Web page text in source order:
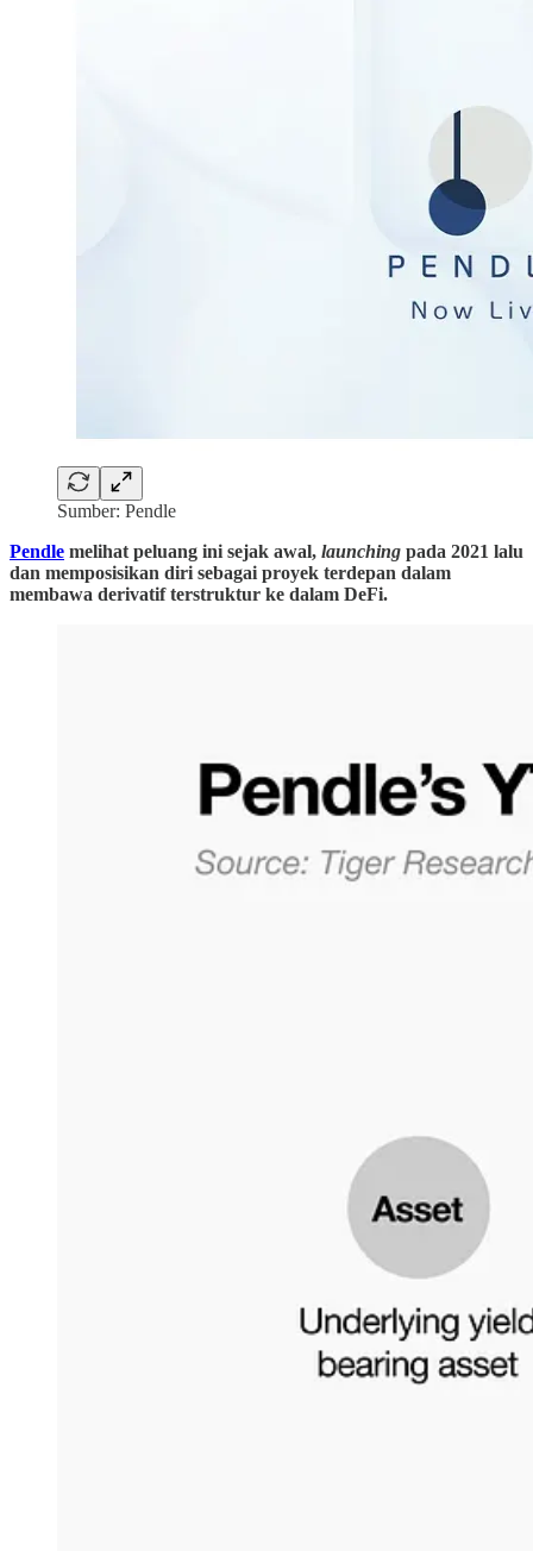
Sumber: Pendle
Pendle melihat peluang ini sejak awal, launching pada 2021 lalu
dan memposisikan diri sebagai proyek terdepan dalam
membawa derivatif terstruktur ke dalam DeFi.